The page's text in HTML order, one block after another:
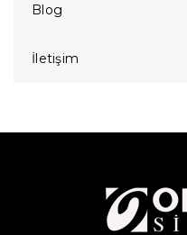
Blog
İletişim